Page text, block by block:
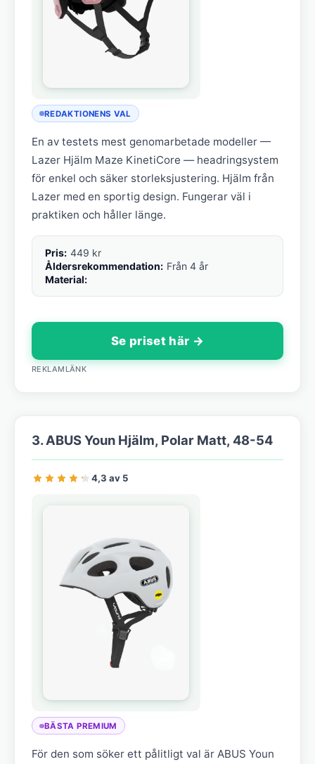
REDAKTIONENS VAL
En av testets mest genomarbetade modeller —
Lazer Hjälm Maze KinetiCore — headringsystem
för enkel och säker storleksjustering. Hjälm från
Lazer med en sportig design. Fungerar väl i
praktiken och håller länge.
Pris: 449 kr
Åldersrekommendation: Från 4 år
Material:
Se priset här →
REKLAMLÄNK
3. ABUS Youn Hjälm, Polar Matt, 48-54
4,3 av 5
BÄSTA PREMIUM
För den som söker ett pålitligt val är ABUS Youn